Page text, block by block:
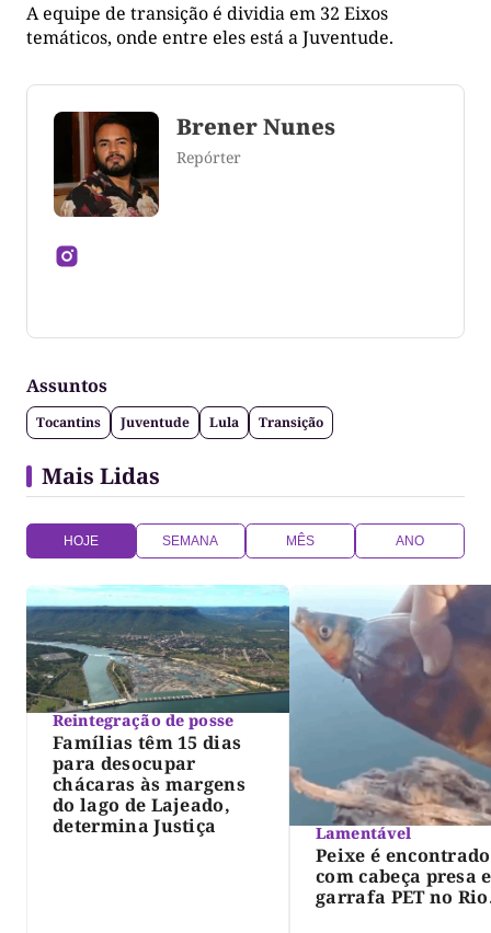
A equipe de transição é dividia em 32 Eixos
temáticos, onde entre eles está a Juventude.
Brener Nunes
Repórter
Tocantins
Assuntos
Tocantins Juventude Lula Transição
Mais Lidas
HOJE SEMANA MÊS ANO
Reintegração de posse
Famílias têm 15 dias
para desocupar
chácaras às margens
do lago de Lajeado,
determina Justiça
Lamentável
Peixe é encontrado
com cabeça presa
garrafa PET no Rio